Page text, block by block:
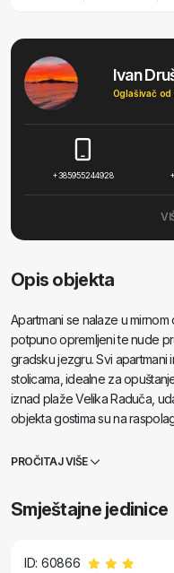
Ivan
Oglašivač od
+385955244928
Opis objekta
Apartmani se nalaze u
potpuno opremljeni te nude
gradsku jezgru. Svi apartmani
stolicama, idealne za
iznad plaže Velika Raduča,
objekta gostima su na
PROČITAJ VIŠE
Smještajne jedinice
ID: 60866